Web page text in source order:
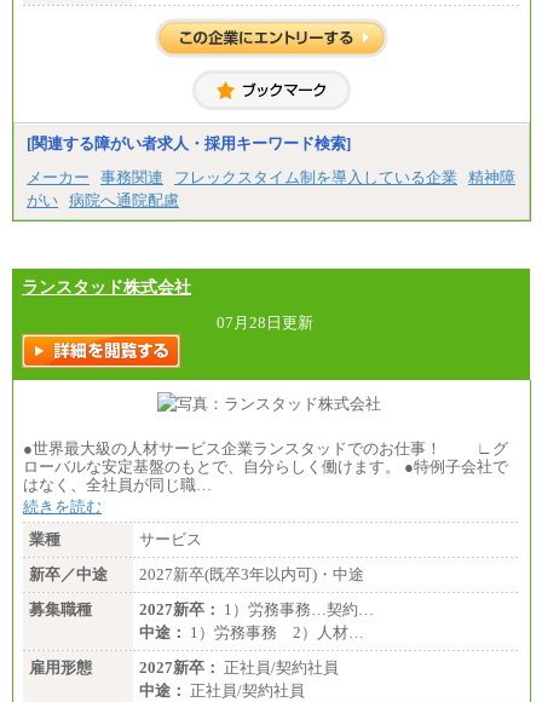
短大卒：月給 257,650 円以上
大学卒：月給 268,150円以上
大学院修了：月給 271,350円以上
（１）一般事務職
月給 229,440 円以上
※試用期間中も給与に変更ございません。
（２）生産補助職
月給 255,000円以上
※試用期間中も給与に変更ございません。
[関連する障がい者求人・採用キーワード検索]
メーカー
事務関連 フレックスタイム制を導入している企業
精神障
がい 病院へ通院配慮
ランスタッド株式会社
07月28日更新
●世界最大級の人材サービス企業ランスタッドでのお仕事！ ∟グ
ローバルな安定基盤のもとで、自分らしく働けます。 ●特例子会社で
はなく、全社員が同じ職…
続きを読む
業種
サービス
新卒／中途
2027新卒(既卒3年以内可)・中途
募集職種
2027新卒： 1）労務事務…契約…
中途： 1）労務事務 2）人材…
雇用形態
2027新卒： 正社員/契約社員
中途： 正社員/契約社員